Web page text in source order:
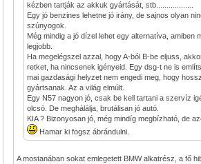
kézben tartják az akkuk gyártását, stb..................
Egy jó benzines lehetne jó irány, de sajnos olyan
szúnyogok.
Még mindig a jó dízel lehet egy alternatíva, amiben
legjobb.
Ha megelégszel azzal, hogy A-ból B-be eljuss,
retket, ha nincsenek igényeid. Egy dsg-t ne is
mai gazdasági helyzet nem engedi meg, hogy
gyártsanak. Az a világ elmúlt.
Egy N57 nagyon jó, csak be kell tartani a szervíz
olcsó. De meghálálja, brutálisan jó autó.
KIA ? Bizonyosan jó, még mindíg megbízható, de
Hamar ki fogsz ábrándulni.
A mostanában sokat emlegetett BMW alkatrész, a fő